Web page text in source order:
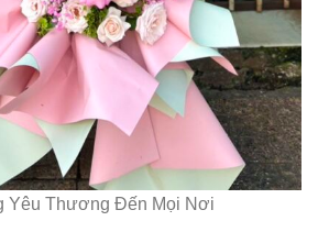
Yêu Thương Đến Mọi Nơi